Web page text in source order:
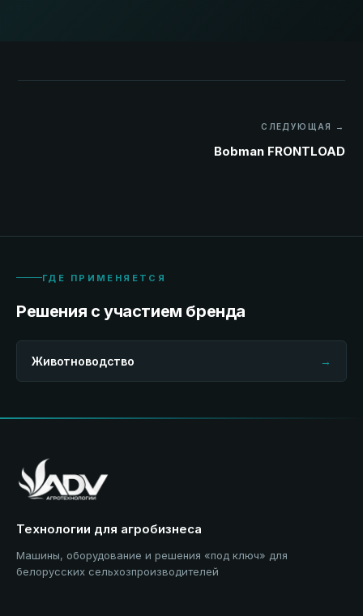
СЛЕДУЮЩАЯ →
Bobman FRONTLOAD
ГДЕ ПРИМЕНЯЕТСЯ
Решения с участием бренда
Животноводство →
Технологии для агробизнеса
Машины, оборудование и решения «под ключ» для
белорусских сельхозпроизводителей